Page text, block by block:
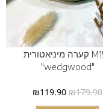
M154 קערה מיניאטורית
"wedgwood"
₪179.90
₪119.90